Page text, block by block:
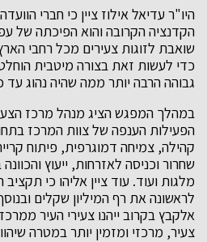
היו"ר עדיאל אילוז ציין כי חברי
הקדנציה הקרובה והוא הפיכתה של
שואבת לזוגות צעירים מכל רחבי
כדי לעשות זאת בצורה מיטבית
גבוהה הרבה יותר ממה שהיה נהוג עד
במהלך המפגש הציג מנהל מרכז
הפעילות הענפה של צוות המרכז
קהילה, צמיחה דמוגרפית, פיתוח
שחרור וכניסה לאזרחות, ייעוץ
לראשונה את רף המיליון שקלים
אלקבץ בקרוב ייהנו צעירי העיר
צעיר, מרכזי ומזמין יותר במטרה